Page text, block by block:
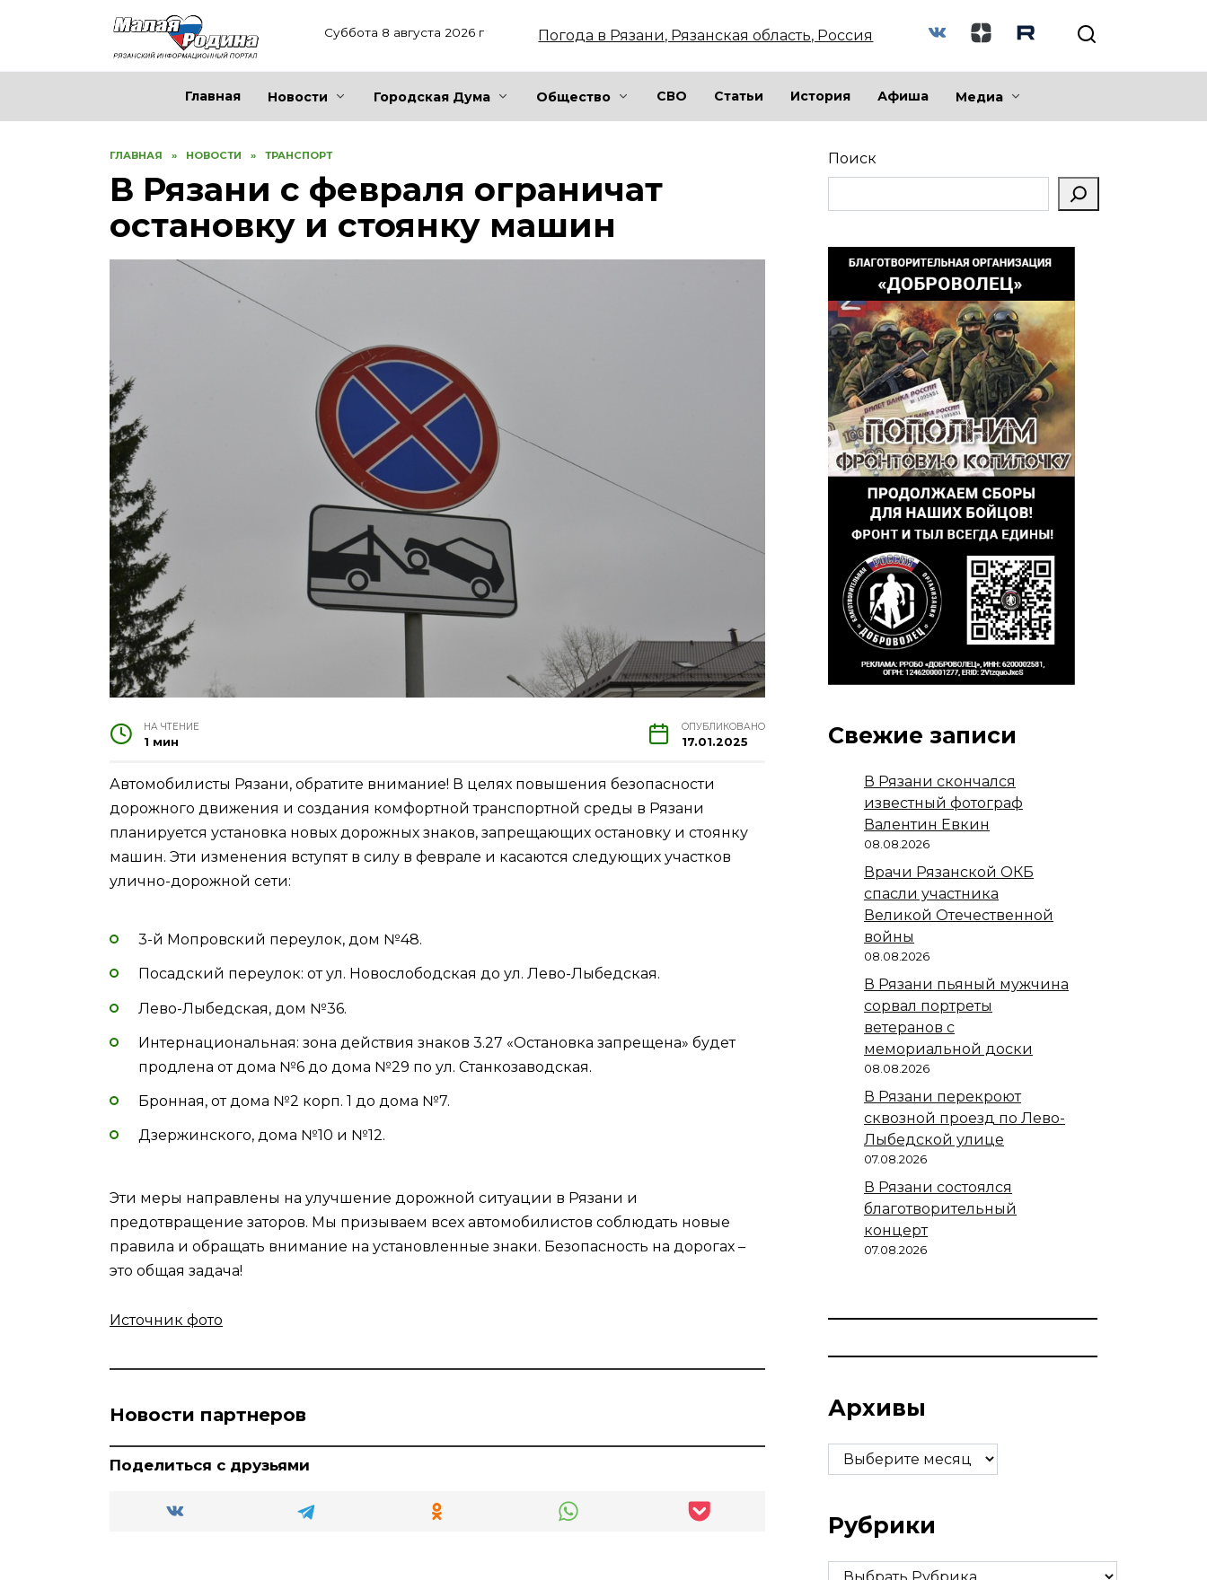
Суббота 8 августа 2026 г Погода в Рязани, Рязанская область, Россия
Главная Новости Городская Дума Общество СВО Статьи История Афиша Медиа
ГЛАВНАЯ » НОВОСТИ » ТРАНСПОРТ
В Рязани с февраля ограничат
остановку и стоянку машин
НА ЧТЕНИЕ
1 мин
ОПУБЛИКОВАНО
17.01.2025
Автомобилисты Рязани, обратите внимание! В целях повышения безопасности
дорожного движения и создания комфортной транспортной среды в Рязани
планируется установка новых дорожных знаков, запрещающих остановку и стоянку
машин. Эти изменения вступят в силу в феврале и касаются следующих участков
улично-дорожной сети:
3-й Мопровский переулок, дом №48.
Посадский переулок: от ул. Новослободская до ул. Лево-Лыбедская.
Лево-Лыбедская, дом №36.
Интернациональная: зона действия знаков 3.27 «Остановка запрещена» будет
продлена от дома №6 до дома №29 по ул. Станкозаводская.
Бронная, от дома №2 корп. 1 до дома №7.
Дзержинского, дома №10 и №12.
Эти меры направлены на улучшение дорожной ситуации в Рязани и
предотвращение заторов. Мы призываем всех автомобилистов соблюдать новые
правила и обращать внимание на установленные знаки. Безопасность на дорогах –
это общая задача!
Источник фото
Новости партнеров
Поделиться с друзьями
Поиск
Свежие записи
В Рязани скончался
известный фотограф
Валентин Евкин
08.08.2026
Врачи Рязанской ОКБ
спасли участника
Великой Отечественной
войны
08.08.2026
В Рязани пьяный мужчина
сорвал портреты
ветеранов с
мемориальной доски
08.08.2026
В Рязани перекроют
сквозной проезд по Лево-
Лыбедской улице
07.08.2026
В Рязани состоялся
благотворительный
концерт
07.08.2026
Архивы
Архивы
Рубрики
Рубрики